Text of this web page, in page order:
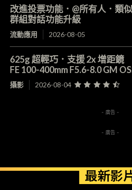
改進投票功能．@所有人．
群組對話功能升級
流動應用 2026-08-05
625g 超輕巧．支援 2x 增距
FE 100-400mm F5.6-8.0 GM
攝影 2026-08-04
- 廣告 -
- 廣告 -
最新影